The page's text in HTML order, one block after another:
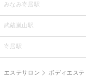
みなみ寄居駅
武蔵嵐山駅
寄居駅
エステサロン ボディエステ